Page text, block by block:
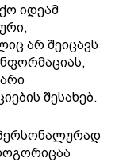
იდეამ
არ შეიცავს
შესახებ.